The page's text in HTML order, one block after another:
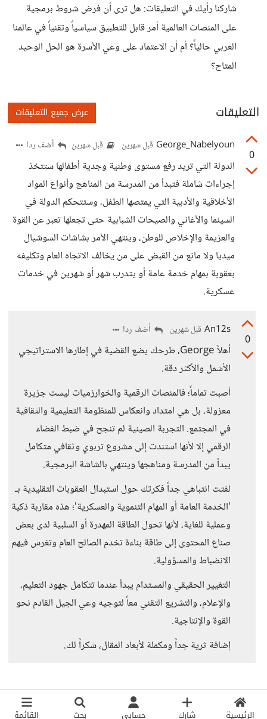
الرئيسية شارك حسابي بحث القائمة
شاركنا رأيك في التعليقات: هل ترى أن فرض شروط برمجية
على المنصات العالمية أمر قابل للتطبيق سياسياً وتقنياً في عالمنا
العربي حالياً؟ أم أن الاعتماد على وعي الأسرة هو الحل الوحيد
المتاح؟
التعليقات عرض جميع التعليقات
0
George_Nabelyoun قبل شهرين قبل شهرين أضف ردا
الدولة التي تريد رفع مستوى وطنية وجدية أطفالها ستتخذ
إجراءات شاملة فتبدأ من المدرسة من المناهج وأنواع المواد
الأخلاقية والأدبية التي يمتصها الطفل، وستتحكم الدولة في
السينما والأغاني والصيحات الشبابية حتى تجعلها تعبر عن القوة
والعزيمة والإخلاص للوطن، وينتهي الأمر بشاشات السوشيال
ميديا ولا مانع من القبض على من يخالف الاتجاه العام وتكليفه
بعقوبة بمهام خدمة عامة أو يتدرب شهر أو شهرين في خدمات
عسكرية.
0
An12s قبل شهرين أضف ردا
أهلاً George، طرحك يضع القضية في إطارها الاستراتيجي
الأشمل والأكثر دقة.
أصبت تماماً؛ فالمنصات الرقمية والخوارزميات ليست جزيرة
معزولة، بل هي امتداد وانعكاس للمنظومة التعليمية والثقافية
في المجتمع. التجربة الصينية لم تنجح في ضبط الفضاء
الرقمي إلا لأنها استندت إلى مشروع تربوي وثقافي متكامل
يبدأ من المدرسة ومناهجها وينتهي بالشاشة البرمجية.
لفتت انتباهي جداً فكرتك حول استبدال العقوبات التقليدية بـ
'الخدمة العامة أو المهام التنموية والعسكرية'؛ هذه مقاربة ذكية
وعملية للغاية، لأنها تحول الطاقة المهدرة أو السلبية لدى بعض
صناع المحتوى إلى طاقة بناءة تخدم الصالح العام وتغرس فيهم
الانضباط والمسؤولية.
التغيير الحقيقي والمستدام يبدأ عندما تتكامل جهود التعليم،
والإعلام، والتشريع التقني معاً لتوجيه وعي الجيل القادم نحو
القوة والإنتاجية.
إضافة ثرية جداً ومكملة لأبعاد المقال، شكراً لك.